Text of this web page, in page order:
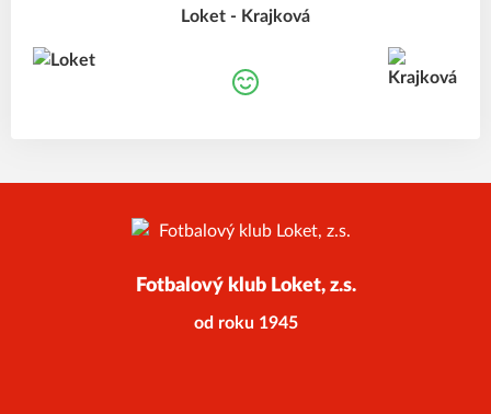
Loket - Krajková
Fotbalový klub Loket, z.s.
od roku 1945